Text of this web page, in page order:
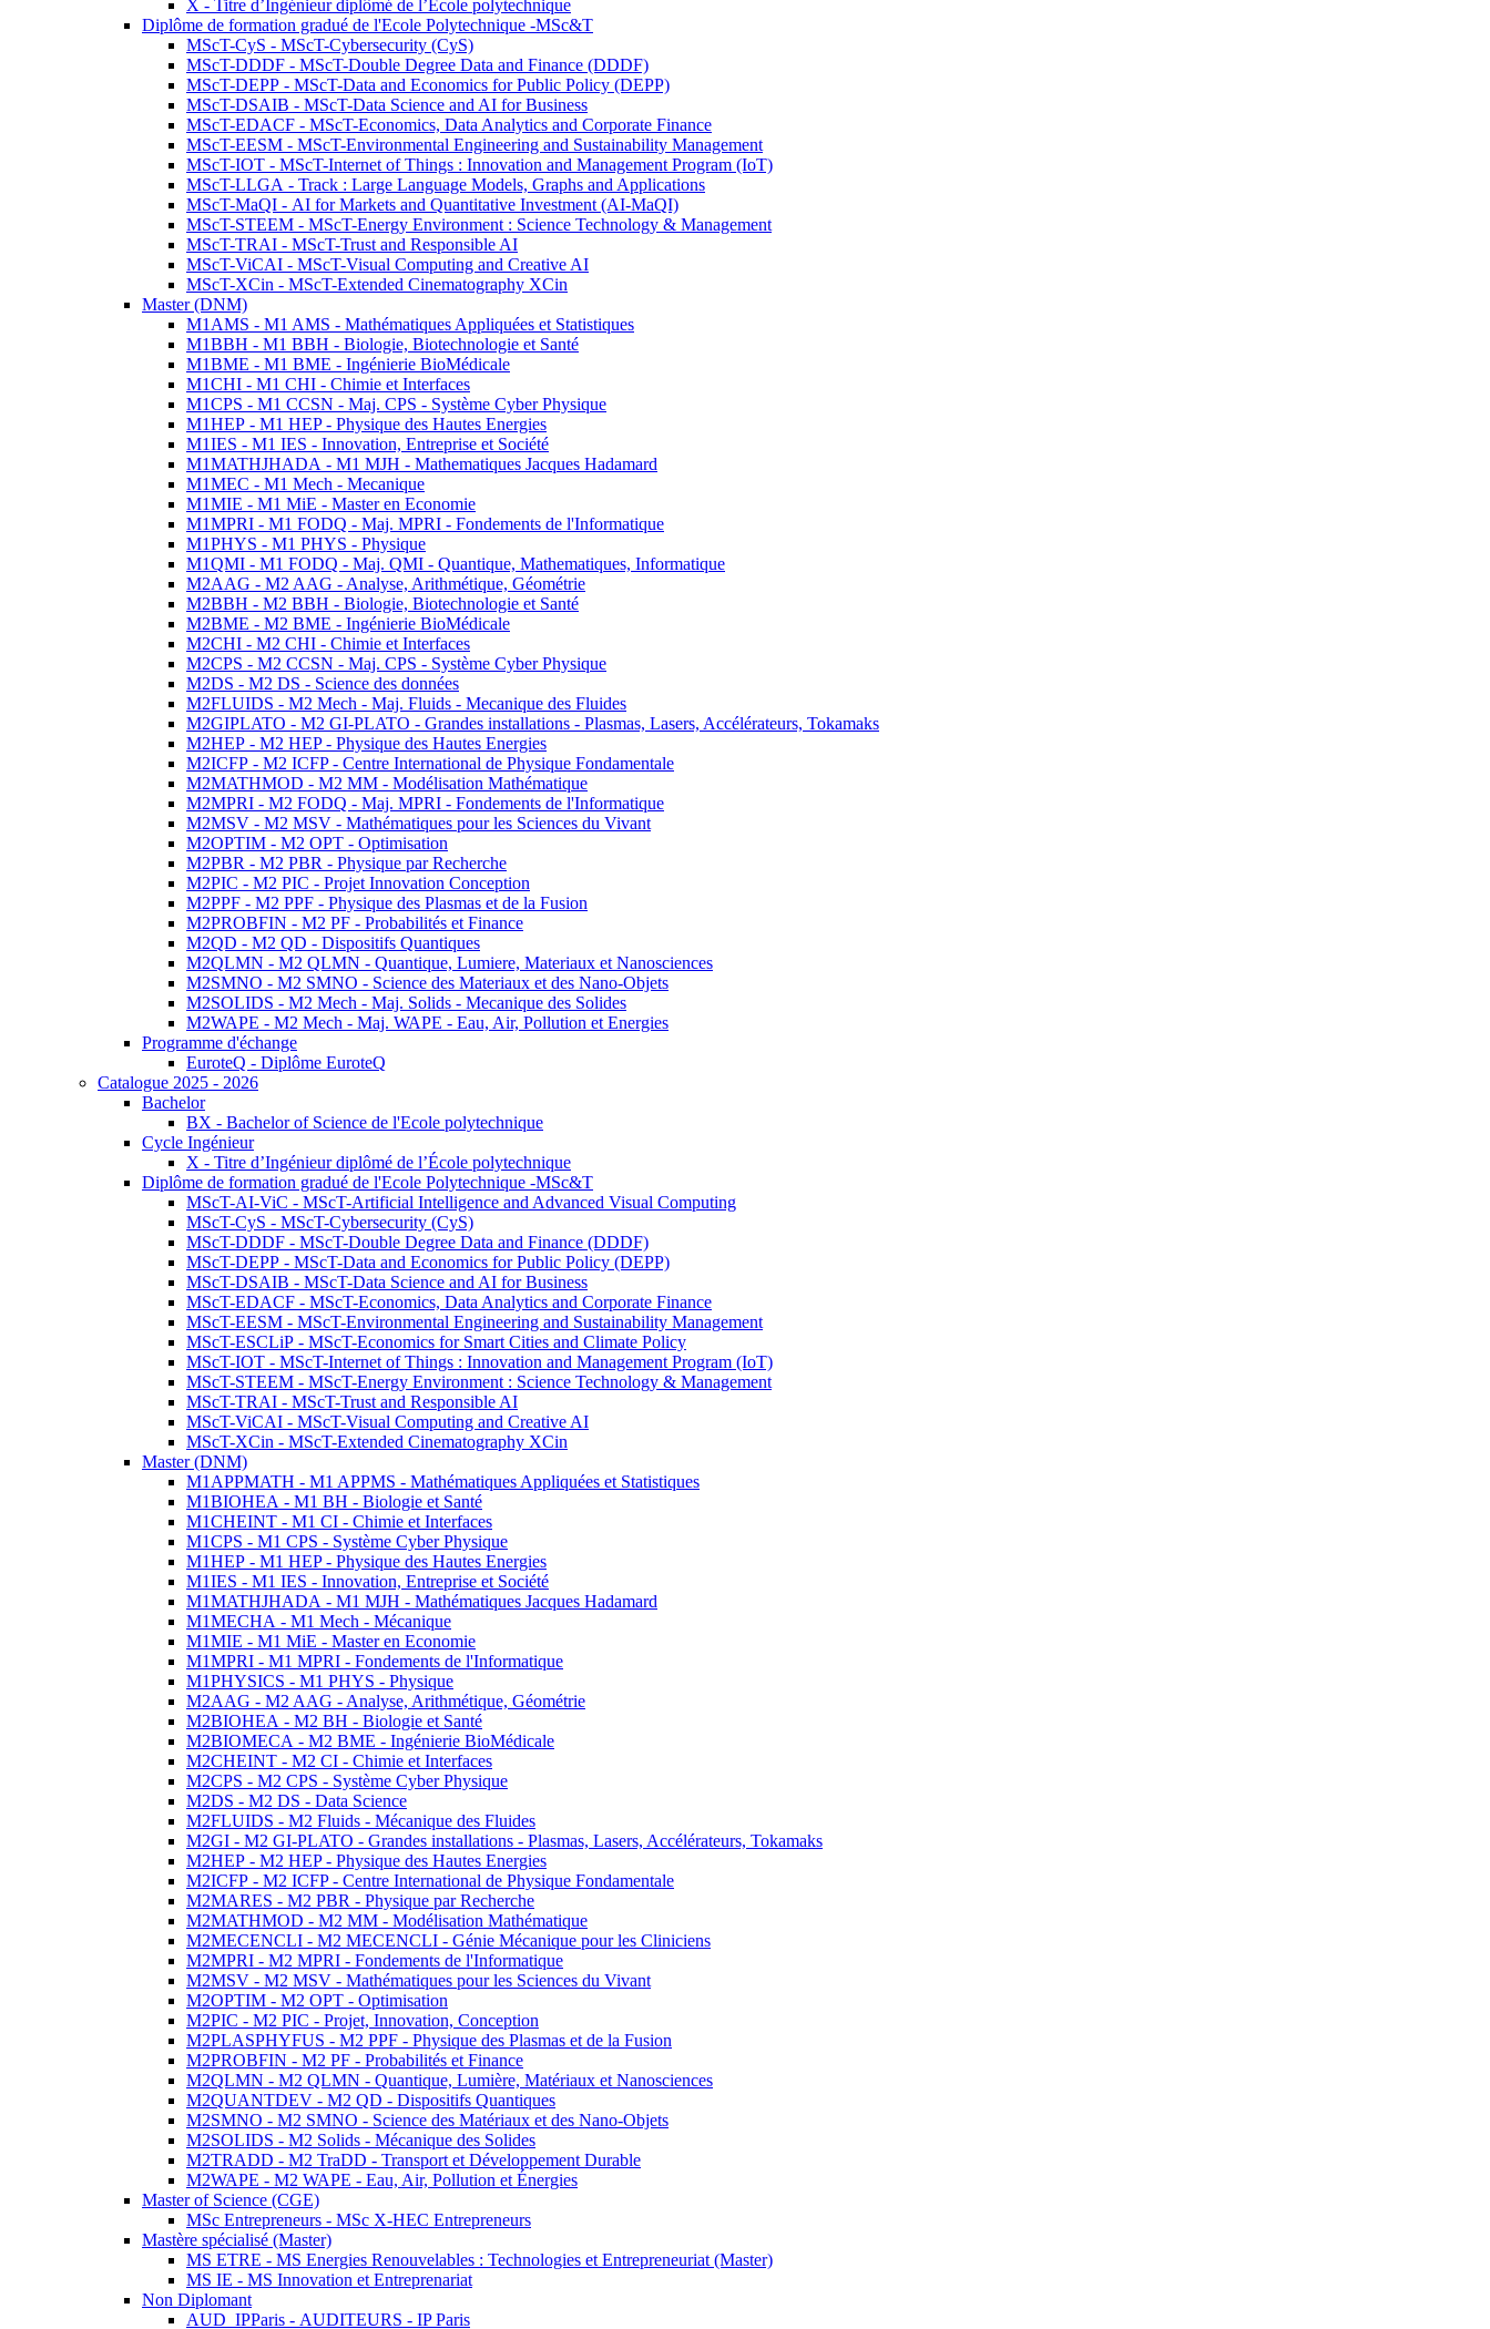
X - Titre d’Ingénieur diplômé de l’École polytechnique
Diplôme de formation gradué de l'Ecole Polytechnique -MSc&T
MScT-CyS - MScT-Cybersecurity (CyS)
MScT-DDDF - MScT-Double Degree Data and Finance (DDDF)
MScT-DEPP - MScT-Data and Economics for Public Policy (DEPP)
MScT-DSAIB - MScT-Data Science and AI for Business
MScT-EDACF - MScT-Economics, Data Analytics and Corporate Finance
MScT-EESM - MScT-Environmental Engineering and Sustainability Management
MScT-IOT - MScT-Internet of Things : Innovation and Management Program (IoT)
MScT-LLGA - Track : Large Language Models, Graphs and Applications
MScT-MaQI - AI for Markets and Quantitative Investment (AI-MaQI)
MScT-STEEM - MScT-Energy Environment : Science Technology & Management
MScT-TRAI - MScT-Trust and Responsible AI
MScT-ViCAI - MScT-Visual Computing and Creative AI
MScT-XCin - MScT-Extended Cinematography XCin
Master (DNM)
M1AMS - M1 AMS - Mathématiques Appliquées et Statistiques
M1BBH - M1 BBH - Biologie, Biotechnologie et Santé
M1BME - M1 BME - Ingénierie BioMédicale
M1CHI - M1 CHI - Chimie et Interfaces
M1CPS - M1 CCSN - Maj. CPS - Système Cyber Physique
M1HEP - M1 HEP - Physique des Hautes Energies
M1IES - M1 IES - Innovation, Entreprise et Société
M1MATHJHADA - M1 MJH - Mathematiques Jacques Hadamard
M1MEC - M1 Mech - Mecanique
M1MIE - M1 MiE - Master en Economie
M1MPRI - M1 FODQ - Maj. MPRI - Fondements de l'Informatique
M1PHYS - M1 PHYS - Physique
M1QMI - M1 FODQ - Maj. QMI - Quantique, Mathematiques, Informatique
M2AAG - M2 AAG - Analyse, Arithmétique, Géométrie
M2BBH - M2 BBH - Biologie, Biotechnologie et Santé
M2BME - M2 BME - Ingénierie BioMédicale
M2CHI - M2 CHI - Chimie et Interfaces
M2CPS - M2 CCSN - Maj. CPS - Système Cyber Physique
M2DS - M2 DS - Science des données
M2FLUIDS - M2 Mech - Maj. Fluids - Mecanique des Fluides
M2GIPLATO - M2 GI-PLATO - Grandes installations - Plasmas, Lasers, Accélérateurs, Tokamaks
M2HEP - M2 HEP - Physique des Hautes Energies
M2ICFP - M2 ICFP - Centre International de Physique Fondamentale
M2MATHMOD - M2 MM - Modélisation Mathématique
M2MPRI - M2 FODQ - Maj. MPRI - Fondements de l'Informatique
M2MSV - M2 MSV - Mathématiques pour les Sciences du Vivant
M2OPTIM - M2 OPT - Optimisation
M2PBR - M2 PBR - Physique par Recherche
M2PIC - M2 PIC - Projet Innovation Conception
M2PPF - M2 PPF - Physique des Plasmas et de la Fusion
M2PROBFIN - M2 PF - Probabilités et Finance
M2QD - M2 QD - Dispositifs Quantiques
M2QLMN - M2 QLMN - Quantique, Lumiere, Materiaux et Nanosciences
M2SMNO - M2 SMNO - Science des Materiaux et des Nano-Objets
M2SOLIDS - M2 Mech - Maj. Solids - Mecanique des Solides
M2WAPE - M2 Mech - Maj. WAPE - Eau, Air, Pollution et Energies
Programme d'échange
EuroteQ - Diplôme EuroteQ
Catalogue 2025 - 2026
Bachelor
BX - Bachelor of Science de l'Ecole polytechnique
Cycle Ingénieur
X - Titre d’Ingénieur diplômé de l’École polytechnique
Diplôme de formation gradué de l'Ecole Polytechnique -MSc&T
MScT-AI-ViC - MScT-Artificial Intelligence and Advanced Visual Computing
MScT-CyS - MScT-Cybersecurity (CyS)
MScT-DDDF - MScT-Double Degree Data and Finance (DDDF)
MScT-DEPP - MScT-Data and Economics for Public Policy (DEPP)
MScT-DSAIB - MScT-Data Science and AI for Business
MScT-EDACF - MScT-Economics, Data Analytics and Corporate Finance
MScT-EESM - MScT-Environmental Engineering and Sustainability Management
MScT-ESCLiP - MScT-Economics for Smart Cities and Climate Policy
MScT-IOT - MScT-Internet of Things : Innovation and Management Program (IoT)
MScT-STEEM - MScT-Energy Environment : Science Technology & Management
MScT-TRAI - MScT-Trust and Responsible AI
MScT-ViCAI - MScT-Visual Computing and Creative AI
MScT-XCin - MScT-Extended Cinematography XCin
Master (DNM)
M1APPMATH - M1 APPMS - Mathématiques Appliquées et Statistiques
M1BIOHEA - M1 BH - Biologie et Santé
M1CHEINT - M1 CI - Chimie et Interfaces
M1CPS - M1 CPS - Système Cyber Physique
M1HEP - M1 HEP - Physique des Hautes Energies
M1IES - M1 IES - Innovation, Entreprise et Société
M1MATHJHADA - M1 MJH - Mathématiques Jacques Hadamard
M1MECHA - M1 Mech - Mécanique
M1MIE - M1 MiE - Master en Economie
M1MPRI - M1 MPRI - Fondements de l'Informatique
M1PHYSICS - M1 PHYS - Physique
M2AAG - M2 AAG - Analyse, Arithmétique, Géométrie
M2BIOHEA - M2 BH - Biologie et Santé
M2BIOMECA - M2 BME - Ingénierie BioMédicale
M2CHEINT - M2 CI - Chimie et Interfaces
M2CPS - M2 CPS - Système Cyber Physique
M2DS - M2 DS - Data Science
M2FLUIDS - M2 Fluids - Mécanique des Fluides
M2GI - M2 GI-PLATO - Grandes installations - Plasmas, Lasers, Accélérateurs, Tokamaks
M2HEP - M2 HEP - Physique des Hautes Energies
M2ICFP - M2 ICFP - Centre International de Physique Fondamentale
M2MARES - M2 PBR - Physique par Recherche
M2MATHMOD - M2 MM - Modélisation Mathématique
M2MECENCLI - M2 MECENCLI - Génie Mécanique pour les Cliniciens
M2MPRI - M2 MPRI - Fondements de l'Informatique
M2MSV - M2 MSV - Mathématiques pour les Sciences du Vivant
M2OPTIM - M2 OPT - Optimisation
M2PIC - M2 PIC - Projet, Innovation, Conception
M2PLASPHYFUS - M2 PPF - Physique des Plasmas et de la Fusion
M2PROBFIN - M2 PF - Probabilités et Finance
M2QLMN - M2 QLMN - Quantique, Lumière, Matériaux et Nanosciences
M2QUANTDEV - M2 QD - Dispositifs Quantiques
M2SMNO - M2 SMNO - Science des Matériaux et des Nano-Objets
M2SOLIDS - M2 Solids - Mécanique des Solides
M2TRADD - M2 TraDD - Transport et Développement Durable
M2WAPE - M2 WAPE - Eau, Air, Pollution et Énergies
Master of Science (CGE)
MSc Entrepreneurs - MSc X-HEC Entrepreneurs
Mastère spécialisé (Master)
MS ETRE - MS Energies Renouvelables : Technologies et Entrepreneuriat (Master)
MS IE - MS Innovation et Entreprenariat
Non Diplomant
AUD_IPParis - AUDITEURS - IP Paris